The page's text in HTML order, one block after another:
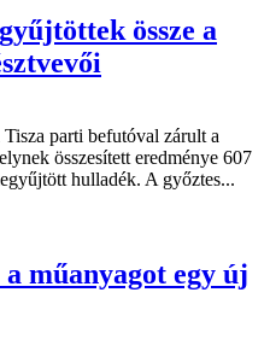
össze a
parti befutóval zárult a
összesített eredménye 607
hulladék. A győztes...
műanyagot egy új